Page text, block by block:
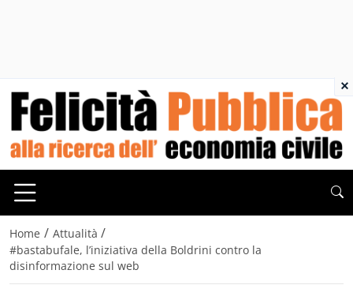
Home / Attualità /
#bastabufale, l’iniziativa della Boldrini contro la
disinformazione sul web
×